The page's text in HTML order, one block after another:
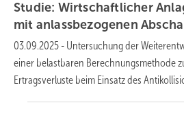
Studie: Wirtschaftlicher
mit anlassbezogenen
03.09.2025 - Untersuchung der
einer belastbaren Berechnungsmethode
Ertragsverluste beim Einsatz des